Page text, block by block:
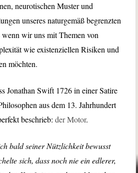
neurotischen Muster und
unseres naturgemäß begrenzten
wenn wir uns mit Themen von
wie existenziellen Risiken und
möchten.
Jonathan Swift 1726 in einer Satire
aus dem 13. Jahrhundert
beschrieb:der Motor.
bald seiner Nützlichkeit bewusst
sich, dass noch nie ein edlerer,